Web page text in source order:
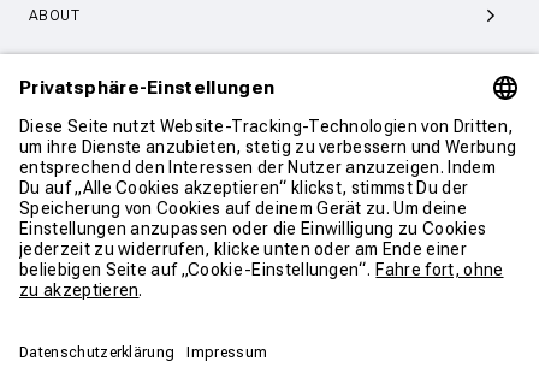
ABOUT
SERVICE & SUPPORT
KONTAKT